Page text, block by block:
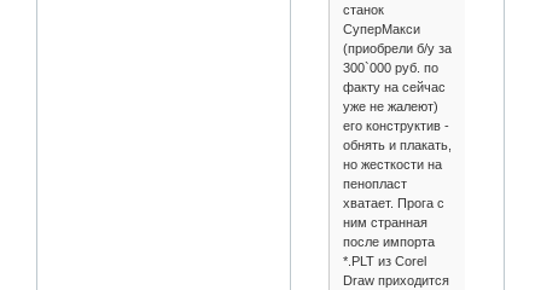
станок
СуперМакси
(приобрели б/у за
300`000 руб. по
факту на сейчас
уже не жалеют)
его конструктив -
обнять и плакать,
но жесткости на
пенопласт
хватает. Прога с
ним странная
после импорта
*.PLT из Corel
Draw приходится